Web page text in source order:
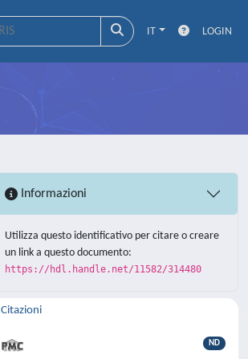
IT LOGIN
Informazioni
Utilizza questo identificativo per citare o creare
un link a questo documento:
https://hdl.handle.net/11582/314480
Citazioni
ND